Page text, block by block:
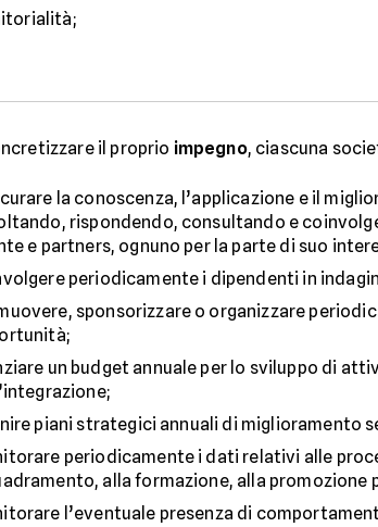
il proprio impegno, ciascuna
la conoscenza, l’applicazione e il
rispondendo, consultando e
e partners, ognuno per la parte di suo
periodicamente i dipendenti in
sponsorizzare o organizzare
un budget annuale per lo sviluppo di
piani strategici annuali di miglioramento
periodicamente i dati relativi alle
alla formazione, alla promozione
l’eventuale presenza di